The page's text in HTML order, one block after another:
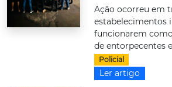
Ação ocorreu em
estabelecimentos
funcionarem
de entorpecentes
Policial
Ler artigo